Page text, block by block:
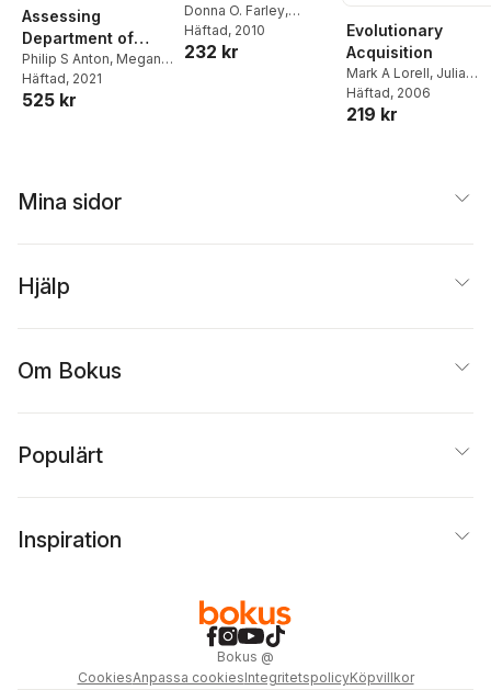
Assessing
Department of
Defense Use of
Data Analytics and
Enabling Data
Philip S Anton, Megan
McKernan,Ken
Munson,
Häftad, 2021
525 kr
Practices in
Hospital Labor and
Delivery Units
Donna O. Farley,
Melony E. Sorbero
Susan L. Lovejoy
Häftad, 2010
232 kr
Evolutionary
Acquisition
Mark A Lorell, Julia
Lowell, Obaid
Häftad, 2006
219 kr
Mina sidor
Hjälp
Om Bokus
Populärt
Inspiration
Bokus @
CookiesAnpassa cookiesIntegritetspolicyKöpvillkor